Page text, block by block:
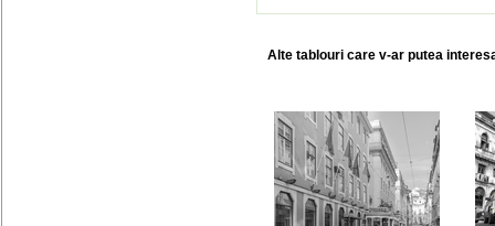
Alte tablouri care v-ar putea